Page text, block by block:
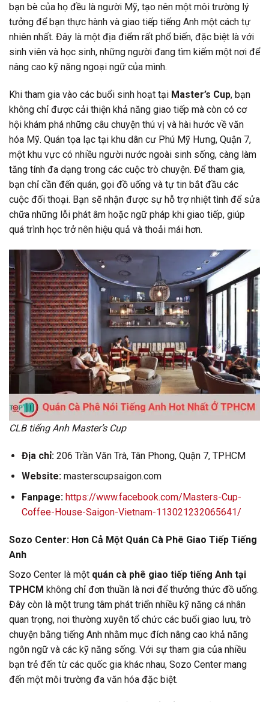
bạn bè của họ đều là người Mỹ, tạo nên một môi trường lý
tưởng để bạn thực hành và giao tiếp tiếng Anh một cách tự
nhiên nhất. Đây là một địa điểm rất phổ biến, đặc biệt là với
sinh viên và học sinh, những người đang tìm kiếm một nơi để
nâng cao kỹ năng ngoại ngữ của mình.
Khi tham gia vào các buổi sinh hoạt tại Master’s Cup, bạn
không chỉ được cải thiện khả năng giao tiếp mà còn có cơ
hội khám phá những câu chuyện thú vị và hài hước về văn
hóa Mỹ. Quán tọa lạc tại khu dân cư Phú Mỹ Hưng, Quận 7,
một khu vực có nhiều người nước ngoài sinh sống, càng làm
tăng tính đa dạng trong các cuộc trò chuyện. Để tham gia,
bạn chỉ cần đến quán, gọi đồ uống và tự tin bắt đầu các
cuộc đối thoại. Bạn sẽ nhận được sự hỗ trợ nhiệt tình để sửa
chữa những lỗi phát âm hoặc ngữ pháp khi giao tiếp, giúp
quá trình học trở nên hiệu quả và thoải mái hơn.
CLB tiếng Anh Master’s Cup
Địa chỉ:206 Trần Văn Trà, Tân Phong, Quận 7, TPHCM
Website:masterscupsaigon.com
Fanpage: https://www.facebook.com/Masters-Cup-
Coffee-House-Saigon-Vietnam-113021232065641/
Sozo Center: Hơn Cả Một Quán Cà Phê Giao Tiếp Tiếng
Anh
Sozo Center là một quán cà phê giao tiếp tiếng Anh tại
TPHCM không chỉ đơn thuần là nơi để thưởng thức đồ uống.
Đây còn là một trung tâm phát triển nhiều kỹ năng cá nhân
quan trọng, nơi thường xuyên tổ chức các buổi giao lưu, trò
chuyện bằng tiếng Anh nhằm mục đích nâng cao khả năng
ngôn ngữ và các kỹ năng sống. Với sự tham gia của nhiều
bạn trẻ đến từ các quốc gia khác nhau, Sozo Center mang
đến một môi trường đa văn hóa đặc biệt.